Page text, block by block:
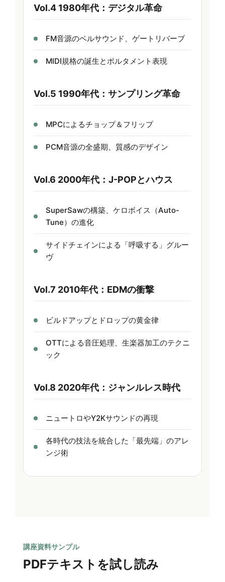
Vol.4 1980年代：デジタル革命
FM音源のベルサウンド、ゲートリバーブ
MIDI規格の誕生とポルタメント表現
Vol.5 1990年代：サンプリング革命
MPCによるチョップ＆フリップ
PCM音源の全盛期、質感のデザイン
Vol.6 2000年代：J-POPとハウス
SuperSawの構築、ケロボイス（Auto-
Tune）の進化
サイドチェインによる「呼吸する」グルー
ヴ
Vol.7 2010年代：EDMの衝撃
ビルドアップとドロップの黄金律
OTTによる音圧処理、生楽器加工のテクニ
ック
Vol.8 2020年代：ジャンルレス時代
ニュートロやY2Kサウンドの再現
各時代の技法を統合した「最先端」のアレ
ンジ術
講座資料サンプル
PDFテキストを試し読み